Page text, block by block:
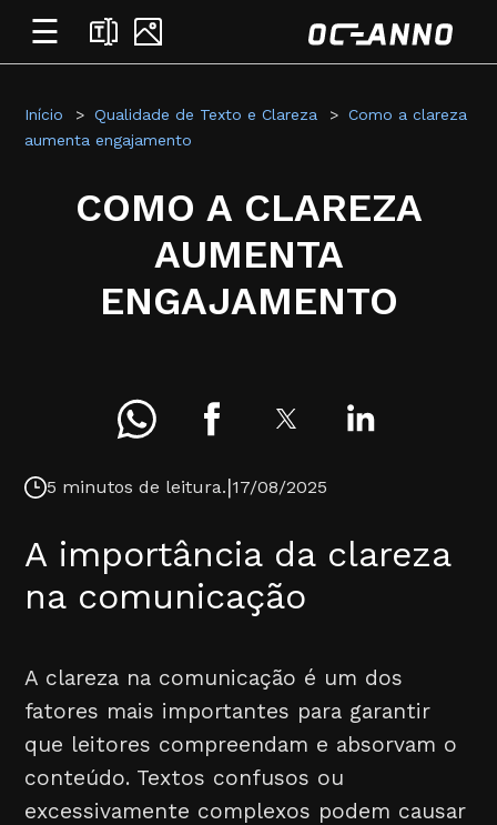
☰
Início Qualidade de Texto e Clareza
Como a clareza
aumenta engajamento
COMO A CLAREZA
AUMENTA
ENGAJAMENTO
5 minutos de leitura.|17/08/2025
A importância da clareza
na comunicação
A clareza na comunicação é um dos
fatores mais importantes para garantir
que leitores compreendam e absorvam o
conteúdo. Textos confusos ou
excessivamente complexos podem causar